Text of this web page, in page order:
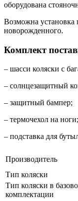
оборудована
Возможна установка
новорожденного.
Комплект
– шасси коляски с
– солнцезащитный
– защитный бампер;
– термочехол на ноги;
– подставка для
Производитель
Тип коляски
Тип коляски в
комплектации